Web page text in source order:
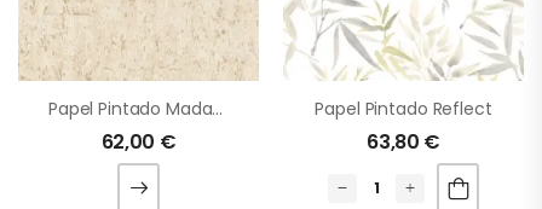
Papel Pintado Madagascar
62,00 €
Papel Pintado Reflect
63,80 €